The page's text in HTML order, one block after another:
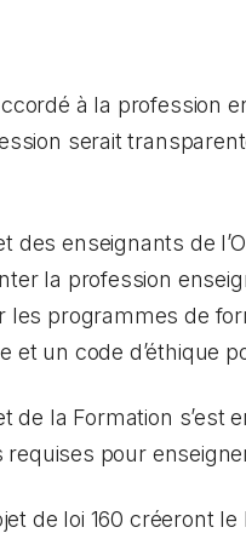
à la profession
serait
des enseignants de
la profession
programmes de
et un code d’éthique
de la Formation s’est
pour
de loi 160 créeront